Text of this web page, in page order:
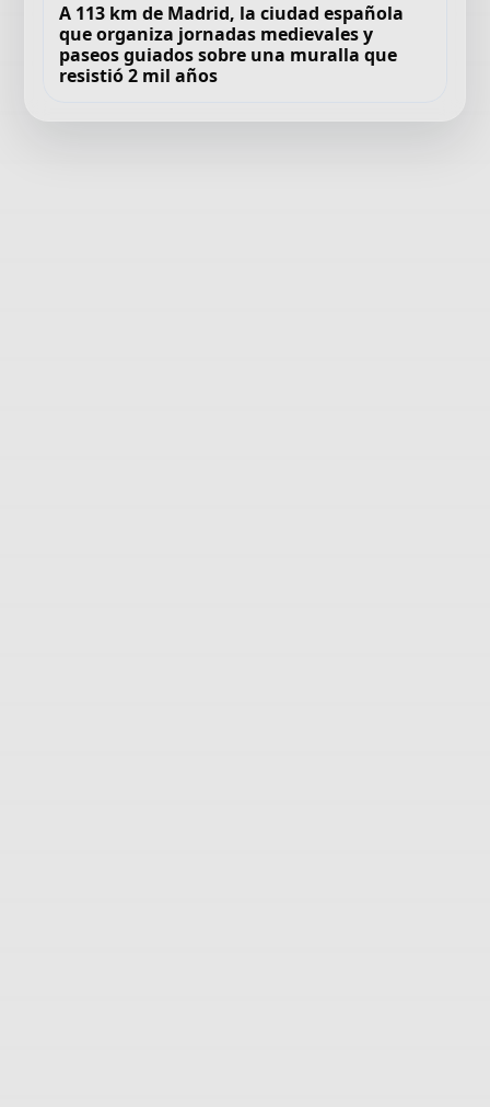
A 113 km de Madrid, la ciudad española
que organiza jornadas medievales y
paseos guiados sobre una muralla que
resistió 2 mil años